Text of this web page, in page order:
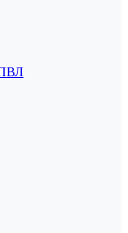
ПВЛ